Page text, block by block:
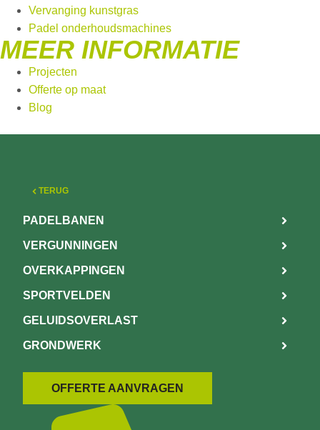
Vervanging kunstgras
Padel onderhoudsmachines
MEER INFORMATIE
Projecten
Offerte op maat
Blog
TERUG
PADELBANEN
VERGUNNINGEN
OVERKAPPINGEN
SPORTVELDEN
GELUIDSOVERLAST
GRONDWERK
OFFERTE AANVRAGEN